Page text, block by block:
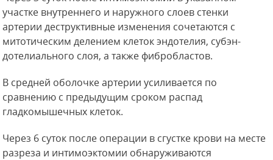
участке внутреннего и наружного слоев стенки
артерии деструктивные изменения сочетаются с
митотическим делением клеток эндотелия, субэн-
дотелиального слоя, а также фибробластов.
В средней оболочке артерии усиливается по
сравнению с предыдущим сроком распад
гладкомышечных клеток.
Через 6 суток после операции в сгустке крови на месте
разреза и интимоэктомии обнаруживаются